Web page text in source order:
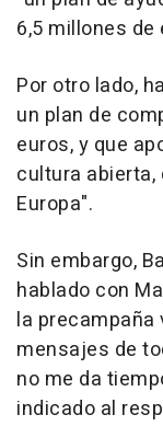
6,5 millones de
Por otro lado,
un plan de
euros, y que
cultura abierta,
Europa".
Sin embargo,
hablado con
la precampaña
mensajes de
no me da
indicado al